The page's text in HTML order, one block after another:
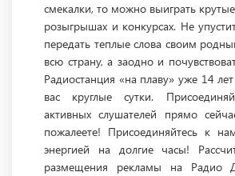
смекалки, то можно выиграть
розыгрышах и конкурсах. Не
передать теплые слова своим
всю страну, а заодно и
Радиостанция «на плаву» уже 14
вас круглые сутки.
активных слушателей прямо
пожалеете! Присоединяйтесь к
энергией на долгие часы!
размещения рекламы на Радио